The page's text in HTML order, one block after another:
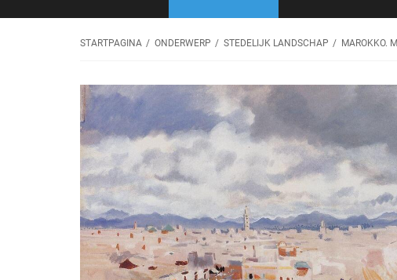
STARTPAGINA ONDERWERP STEDELIJK LANDSCHAP MAROKKO.